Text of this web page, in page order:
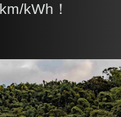
kWh！